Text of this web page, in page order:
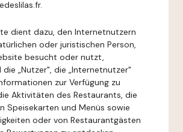
dient dazu, den Internetnutzern
oder juristischen Person,
besucht oder nutzt,
„Nutzer", die „Internetnutzer"
zur Verfügung zu
Aktivitäten des Restaurants, die
Speisekarten und Menüs sowie
oder von Restaurantgästen